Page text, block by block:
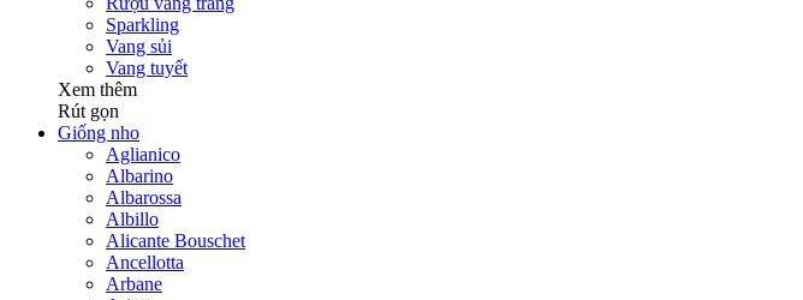
Sparkling
Vang sủi
Vang tuyết
Xem thêm
Rút gọn
Giống nho
Aglianico
Albarino
Albarossa
Albillo
Alicante Bouschet
Ancellotta
Arbane